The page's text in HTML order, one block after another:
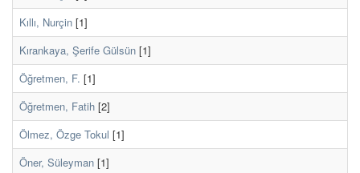
Kıllı, Nurçin [1]
Kırankaya, Şerife Gülsün [1]
Öğretmen, F. [1]
Öğretmen, Fatih [2]
Ölmez, Özge Tokul [1]
Öner, Süleyman [1]